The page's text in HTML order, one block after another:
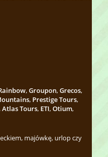
,Groupon,Grecos,
, Prestige Tours,
Atlas Tours, ETI,Otium,
majówkę, urlop czy